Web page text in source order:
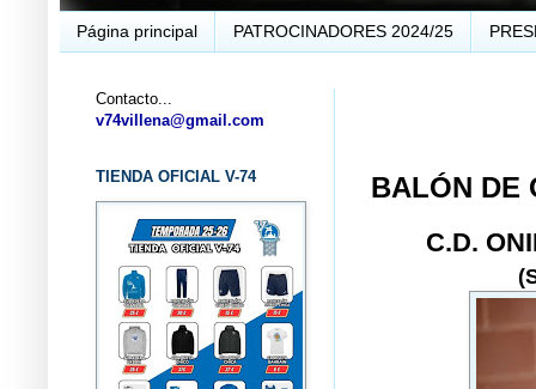
Página principal PATROCINADORES 2024/25
BALÓN DE
C.D.
Contacto...
v74villena@gmail.com
TIENDA OFICIAL V-74